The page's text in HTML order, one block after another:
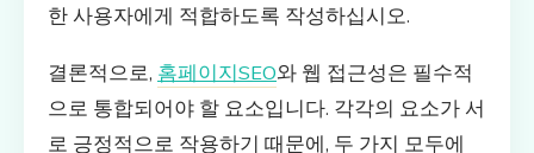
한 사용자에게 적합하도록 작성하십시오.
결론적으로, 홈페이지SEO와 웹 접근성은 필수적
으로 통합되어야 할 요소입니다. 각각의 요소가 서
로 긍정적으로 작용하기 때문에, 두 가지 모두에